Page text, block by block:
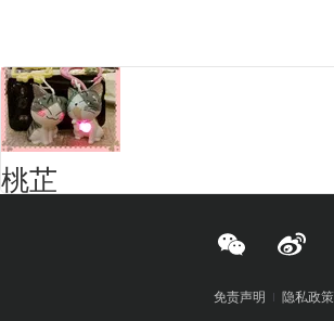
桃芷
免责声明 隐私政策